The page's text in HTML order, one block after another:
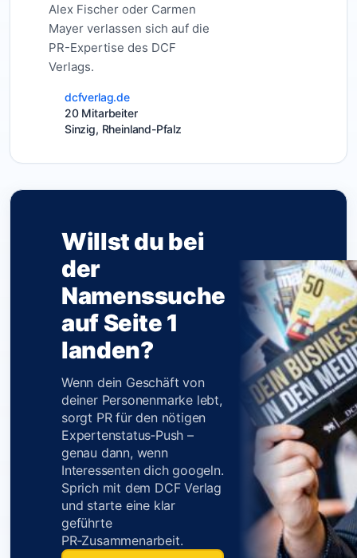
Alex Fischer oder Carmen
Mayer verlassen sich auf die
PR-Expertise des DCF
Verlags.
dcfverlag.de
20 Mitarbeiter
Sinzig, Rheinland-Pfalz
Willst du bei
der
Namenssuche
auf Seite 1
landen?
Wenn dein Geschäft von
deiner Personenmarke lebt,
sorgt PR für den nötigen
Expertenstatus‑Push –
genau dann, wenn
Interessenten dich googeln.
Sprich mit dem DCF Verlag
und starte eine klar
geführte
PR‑Zusammenarbeit.